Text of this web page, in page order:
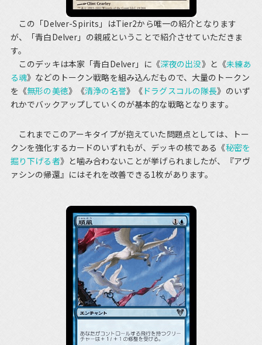
この「Delver-Spirits」はTier2から唯一の紹介となります
が、「青白Delver」の親戚ということで紹介させていただきま
す。
このデッキは本家「青白Delver」に《深夜の出没》と《未練あ
る魂》などのトークン戦略を組み込んだもので、大量のトークン
を《無形の美徳》《清浄の名誉》《 ドラグスコルの隊長》のいず
れかでバックアップしていくのが基本的な戦略となります。
これまでこのアーキタイプが抱えていた問題点としては、トー
クンを強化するカードのいずれもが、デッキの核である《秘密を
掘り下げる者》と噛み合わないことが挙げられましたが、『アヴ
ァシンの帰還』にはそれを改善できる1枚があります。